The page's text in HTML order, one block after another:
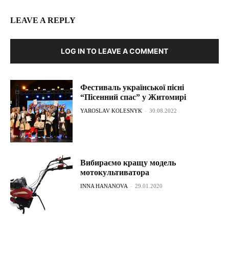
LEAVE A REPLY
LOG IN TO LEAVE A COMMENT
Фестиваль української пісні
“Пісенний спас” у Житомирі
YAROSLAV KOLESNYK - 30.08.2022
Вибираємо кращу модель
мотокультиватора
INNA HANANOVA - 29.01.2020